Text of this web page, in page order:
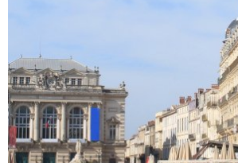
Musicals - Shows
Tagesfahrten
Konzert und Event
Adventsreisen
Festtagsreisen